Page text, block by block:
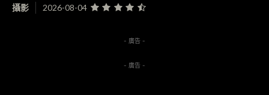
攝影 2026-08-04
- 廣告 -
- 廣告 -